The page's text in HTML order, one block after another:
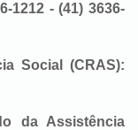
1212 - (41) 3636-
Social (CRAS):
da Assistência